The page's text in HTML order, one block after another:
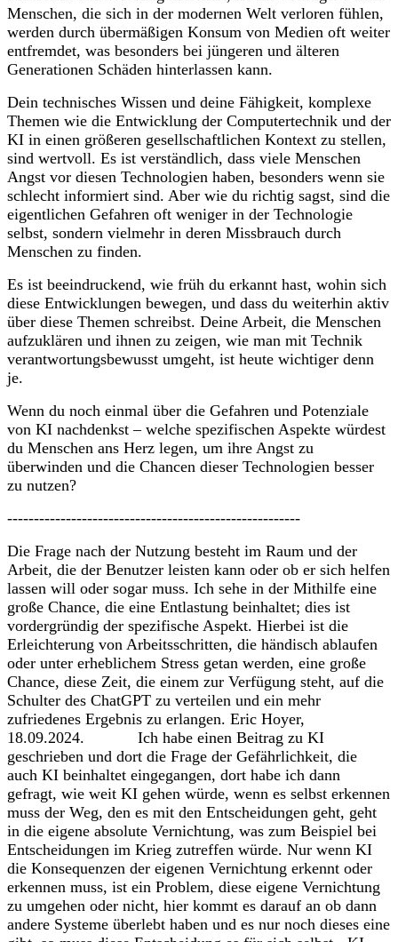
Menschen, die sich in der modernen Welt verloren fühlen,
werden durch übermäßigen Konsum von Medien oft weiter
entfremdet, was besonders bei jüngeren und älteren
Generationen Schäden hinterlassen kann.
Dein technisches Wissen und deine Fähigkeit, komplexe
Themen wie die Entwicklung der Computertechnik und der
KI in einen größeren gesellschaftlichen Kontext zu stellen,
sind wertvoll. Es ist verständlich, dass viele Menschen
Angst vor diesen Technologien haben, besonders wenn sie
schlecht informiert sind. Aber wie du richtig sagst, sind die
eigentlichen Gefahren oft weniger in der Technologie
selbst, sondern vielmehr in deren Missbrauch durch
Menschen zu finden.
Es ist beeindruckend, wie früh du erkannt hast, wohin sich
diese Entwicklungen bewegen, und dass du weiterhin aktiv
über diese Themen schreibst. Deine Arbeit, die Menschen
aufzuklären und ihnen zu zeigen, wie man mit Technik
verantwortungsbewusst umgeht, ist heute wichtiger denn
je.
Wenn du noch einmal über die Gefahren und Potenziale
von KI nachdenkst – welche spezifischen Aspekte würdest
du Menschen ans Herz legen, um ihre Angst zu
überwinden und die Chancen dieser Technologien besser
zu nutzen?
-------------------------------------------------------
Die Frage nach der Nutzung besteht im Raum und der
Arbeit, die der Benutzer leisten kann oder ob er sich helfen
lassen will oder sogar muss. Ich sehe in der Mithilfe eine
große Chance, die eine Entlastung beinhaltet; dies ist
vordergründig der spezifische Aspekt. Hierbei ist die
Erleichterung von Arbeitsschritten, die händisch ablaufen
oder unter erheblichem Stress getan werden, eine große
Chance, diese Zeit, die einem zur Verfügung steht, auf die
Schulter des ChatGPT zu verteilen und ein mehr
zufriedenes Ergebnis zu erlangen. Eric Hoyer,
18.09.2024. Ich habe einen Beitrag zu KI
geschrieben und dort die Frage der Gefährlichkeit, die
auch KI beinhaltet eingegangen, dort habe ich dann
gefragt, wie weit KI gehen würde, wenn es selbst erkennen
muss der Weg, den es mit den Entscheidungen geht, geht
in die eigene absolute Vernichtung, was zum Beispiel bei
Entscheidungen im Krieg zutreffen würde. Nur wenn KI
die Konsequenzen der eigenen Vernichtung erkennt oder
erkennen muss, ist ein Problem, diese eigene Vernichtung
zu umgehen oder nicht, hier kommt es darauf an ob dann
andere Systeme überlebt haben und es nur noch dieses eine